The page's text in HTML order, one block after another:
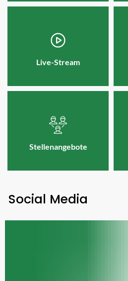
Live-Stream
Stellenangebote
Social Media